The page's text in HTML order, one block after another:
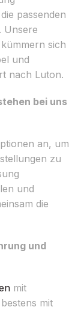
passenden
Unsere
sich
und
nach Luton.
bei uns
an, um
zu
und
die
und
mit
mit